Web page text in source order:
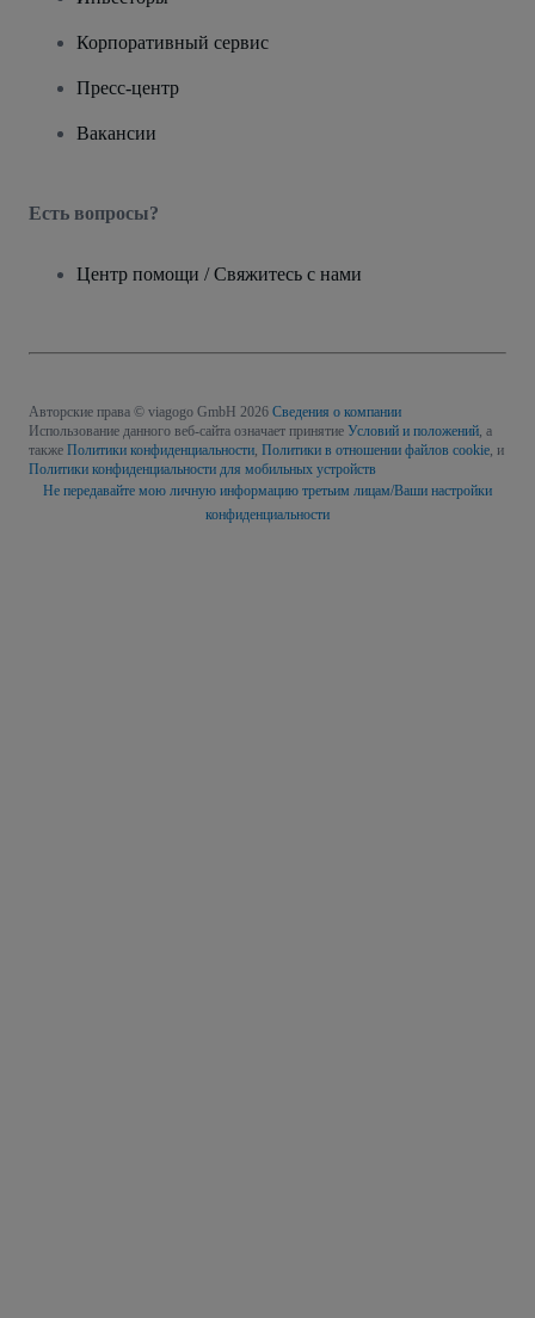
Корпоративный сервис
Пресс-центр
Вакансии
Есть вопросы?
Центр помощи / Свяжитесь с нами
Авторские права © viagogo GmbH 2026 Сведения о компании
Использование данного веб-сайта означает принятие Условий и положений, а
также Политики конфиденциальности, Политики в отношении файлов cookie, и
Политики конфиденциальности для мобильных устройств
Не передавайте мою личную информацию третьим лицам/Ваши настройки
конфиденциальности